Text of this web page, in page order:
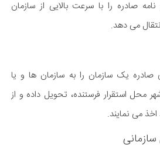
صادره را با سرعت بالایی از سازمان
می دهد.
صادره یک سازمان را به سازمان ها و یا
محل استقرار فرستنده، تحویل داده و از
اخذ می نمایند.